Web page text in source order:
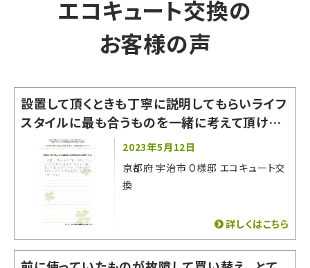
エコキュート交換の
お客様の声
設置して頂くときも丁寧に説明してもらいライフ
スタイルに最も合うものを一緒に考えて頂けた
からです。「お家の一部になるものなので」と熱
意を感じ信用できると思いました。
2023年5月12日
京都府 宇治市 O様邸 エコキュート交
換
詳しくはこちら